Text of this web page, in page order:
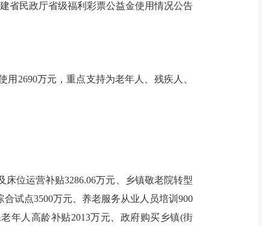
省民政厅省级福利彩票公益金使用情况公告
用2690万元，重点支持为老年人、残疾人、
位运营补贴3286.06万元、乡镇敬老院转型
试点3500万元、养老服务从业人员培训900
年人高龄补贴2013万元、政府购买乡镇(街